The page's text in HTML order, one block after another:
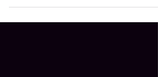
como ningún otro modelo y promete...